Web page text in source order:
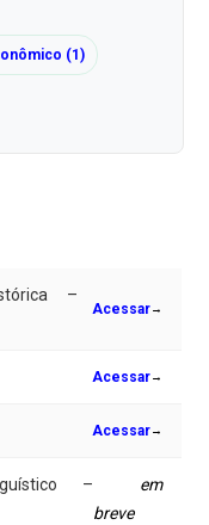
(1)
–
Acessar→
Acessar→
Acessar→
– em
breve